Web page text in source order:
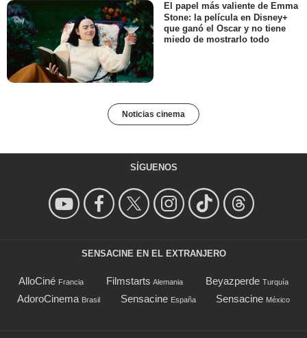
El papel más valiente de Emma
Stone: la película en Disney+
que ganó el Oscar y no tiene
miedo de mostrarlo todo
Noticias cinema
SÍGUENOS
SENSACINE EN EL EXTRANJERO
AlloCiné Francia Filmstarts Alemania Beyazperde Turquía
AdoroCinema Brasil Sensacine España Sensacine México